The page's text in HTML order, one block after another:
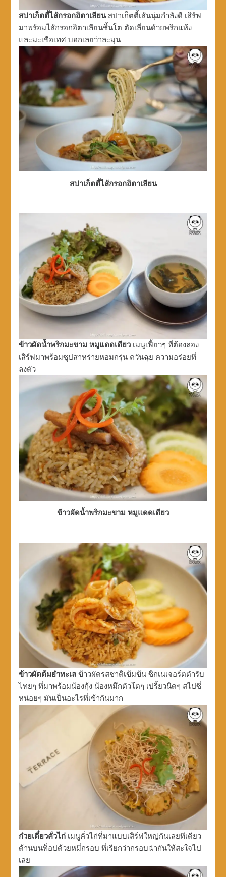
สปาเก็ตตี้ไส้กรอกอิตาเลียนสปาเก็ตตี้เส้นนุ่มกำลังดี เสิร์ฟ
มาพร้อมไส้กรอกอิตาเลียนชิ้นโต ตัดเลี่ยนด้วยพริกแห้ง
และมะเขือเทศ บอกเลยว่าละมุน
สปาเก็ตตี้ไส้กรอกอิตาเลียน
ข้าวผัดน้ำพริกมะขาม หมูแดดเดียว เมนูเฟี้ยวๆ ที่ต้องลอง
เสิร์ฟมาพร้อมซุปสาหร่ายหอมกรุ่น ควันฉุย ความอร่อยที่
ลงตัว
ข้าวผัดน้ำพริกมะขาม หมูแดดเดียว
ข้าวผัดต้มยำทะเล ข้าวผัดรสชาติเข้มข้น ซิกเนเจอร์ตตำรับ
ไทยๆ ที่มาพร้อมน้องกุ้ง น้องหมึกตัวโตๆ เปรี้ยวนิดๆ สไปซี่
หน่อยๆ มันเป็นอะไรที่เข้ากันมาก
ก๋วยเตี๋ยวคั่วไก่ เมนูคั่วไก่ที่มาแบบเสิร์ฟใหญ่กันเลยทีเดียว
ด้านบนท็อปด้วยหมี่กรอบ ที่เรียกว่ากรอบฉ่ากันให้สะใจไป
เลย